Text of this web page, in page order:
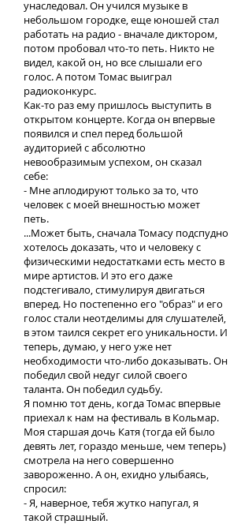
унаследовал. Он учился музыке в
небольшом городке, еще юношей стал
работать на радио - вначале диктором,
потом пробовал что-то петь. Никто не
видел, какой он, но все слышали его
голос. А потом Томас выиграл
радиоконкурс.
Как-то раз ему пришлось выступить в
открытом концерте. Когда он впервые
появился и спел перед большой
аудиторией с абсолютно
невообразимым успехом, он сказал
себе:
- Мне аплодируют только за то, что
человек с моей внешностью может
петь.
...Может быть, сначала Томасу подспудно
хотелось доказать, что и человеку с
физическими недостатками есть место в
мире артистов. И это его даже
подстегивало, стимулируя двигаться
вперед. Но постепенно его "образ" и его
голос стали неотделимы для слушателей,
в этом таился секрет его уникальности. И
теперь, думаю, у него уже нет
необходимости что-либо доказывать. Он
победил свой недуг силой своего
таланта. Он победил судьбу.
Я помню тот день, когда Томас впервые
приехал к нам на фестиваль в Кольмар.
Моя старшая дочь Катя (тогда ей было
девять лет, гораздо меньше, чем теперь)
смотрела на него совершенно
завороженно. А он, ехидно улыбаясь,
спросил:
- Я, наверное, тебя жутко напугал, я
такой страшный.